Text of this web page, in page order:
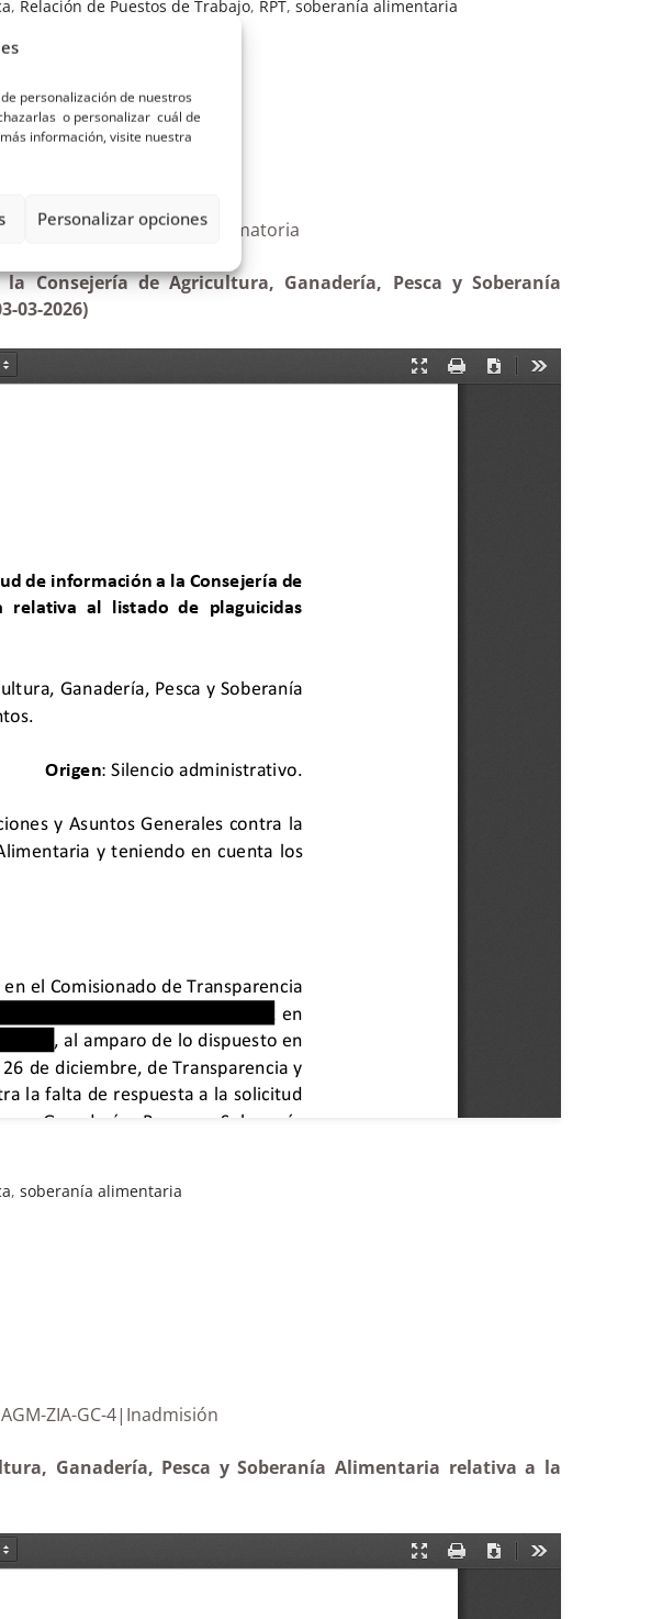
personalización de nuestros
o personalizar cuál de
información, visite nuestra
Personalizar opciones
, Relación de Puestos de Trabajo, RPT,soberanía alimentaria
la comunidad autónoma |Estimatoria
de Agricultura, Ganadería, Pesca y Soberanía
03-2026)
,soberanía alimentaria
AGM-ZIA-GC-4|Inadmisión
Ganadería, Pesca y Soberanía Alimentaria relativa a la